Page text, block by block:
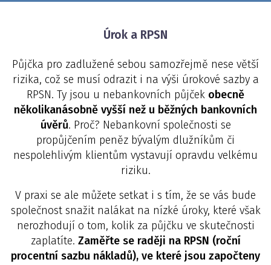
Úrok a RPSN
Půjčka pro zadlužené sebou samozřejmě nese větší
rizika, což se musí odrazit i na výši úrokové sazby a
RPSN. Ty jsou u nebankovních půjček obecně
několikanásobně vyšší než u běžných bankovních
úvěrů. Proč? Nebankovní společnosti se
propůjčením peněz bývalým dlužníkům či
nespolehlivým klientům vystavují opravdu velkému
riziku.
V praxi se ale můžete setkat i s tím, že se vás bude
společnost snažit nalákat na nízké úroky, které však
nerozhodují o tom, kolik za půjčku ve skutečnosti
zaplatíte. Zaměřte se raději na RPSN (roční
procentní sazbu nákladů), ve které jsou započteny